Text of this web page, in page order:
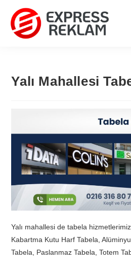
Yalı Mahallesi
Yalı mahallesi de tabela hizmetlerimiz;
Kabartma Kutu Harf Tabela,
Tabela, Paslanmaz Tabela, Totem